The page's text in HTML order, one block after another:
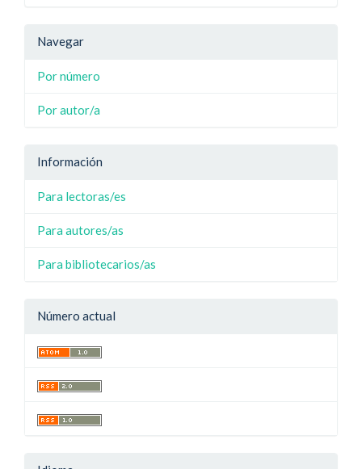
Navegar
Por número
Por autor/a
Información
Para lectoras/es
Para autores/as
Para bibliotecarios/as
Número actual